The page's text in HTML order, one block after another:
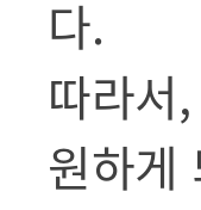
다.
따라서
원하게